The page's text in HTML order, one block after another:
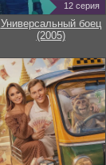
12 серия
Универсальный боец
(2005)